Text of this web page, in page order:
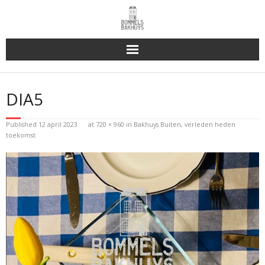
Bakhuys Buiten, verleden heden toekomst
Reserveren & Bestellen
Bommels Buiten
Contact
DIA5
Published 12 april 2023 at 720 × 960 in Bakhuys Buiten, verleden heden
toekomst